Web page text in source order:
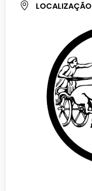
LOCALIZAÇÃO